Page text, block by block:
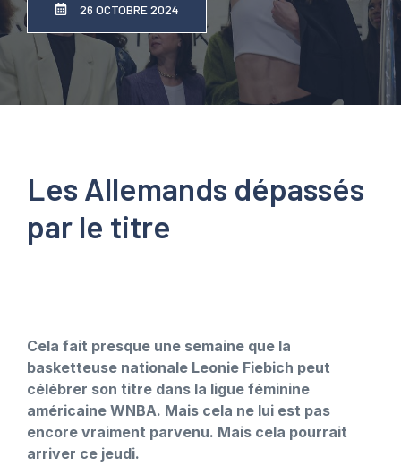
26 OCTOBRE 2024
Les Allemands dépassés
par le titre
Cela fait presque une semaine que la
basketteuse nationale Leonie Fiebich peut
célébrer son titre dans la ligue féminine
américaine WNBA. Mais cela ne lui est pas
encore vraiment parvenu. Mais cela pourrait
arriver ce jeudi.